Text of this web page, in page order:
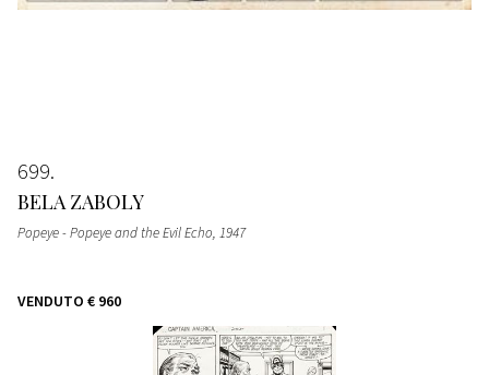
699
BELA ZABOLY
Popeye - Popeye and the Evil Echo, 1947
VENDUTO € 960